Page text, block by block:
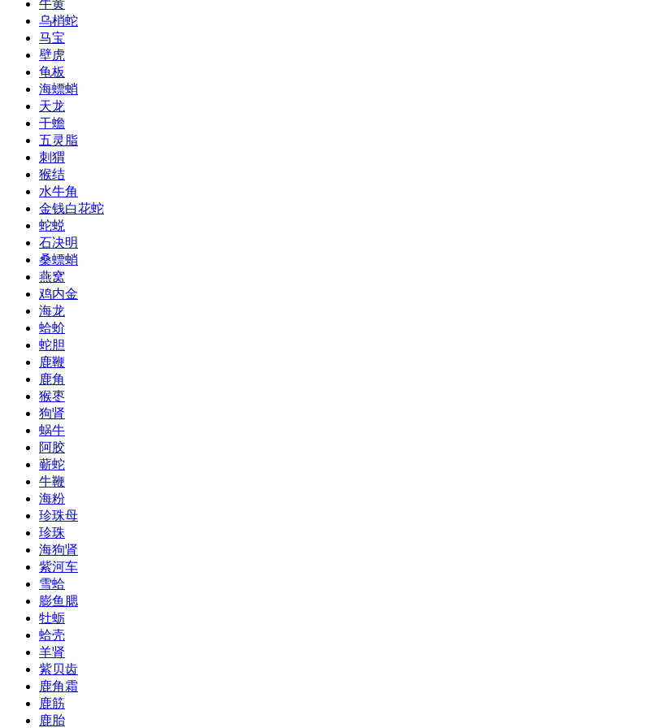
牛黄
乌梢蛇
马宝
壁虎
龟板
海螵蛸
天龙
干蟾
五灵脂
刺猬
猴结
水牛角
金钱白花蛇
蛇蜕
石决明
桑螵蛸
燕窝
鸡内金
海龙
蛤蚧
蛇胆
鹿鞭
鹿角
猴枣
狗肾
蜗牛
阿胶
蕲蛇
牛鞭
海粉
珍珠母
珍珠
海狗肾
紫河车
雪蛤
膨鱼腮
牡蛎
蛤壳
羊肾
紫贝齿
鹿角霜
鹿筋
鹿胎